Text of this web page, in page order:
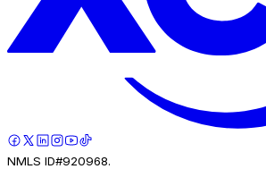
NMLS ID#920968.